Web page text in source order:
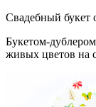
Свадебный букет
Букетом-
живых цветов на